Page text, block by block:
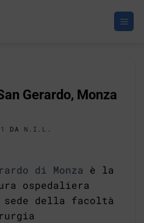
Gerardo, Monza
DA N.I.L.
di Monza è la
ospedaliera
sede della facoltà